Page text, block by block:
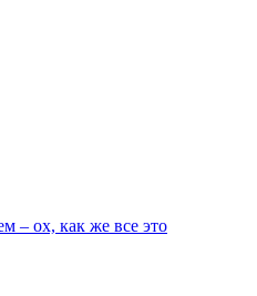
– ох, как же все это